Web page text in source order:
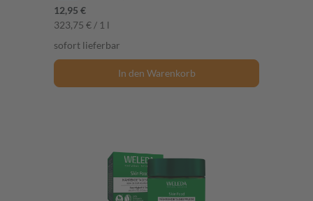
12,95 €
323,75 € / 1 l
sofort lieferbar
In den Warenkorb